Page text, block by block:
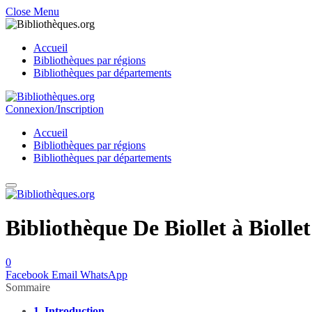
Close Menu
Accueil
Bibliothèques par régions
Bibliothèques par départements
Connexion/Inscription
Accueil
Bibliothèques par régions
Bibliothèques par départements
Bibliothèque De Biollet à
0
Facebook Email WhatsApp
Sommaire